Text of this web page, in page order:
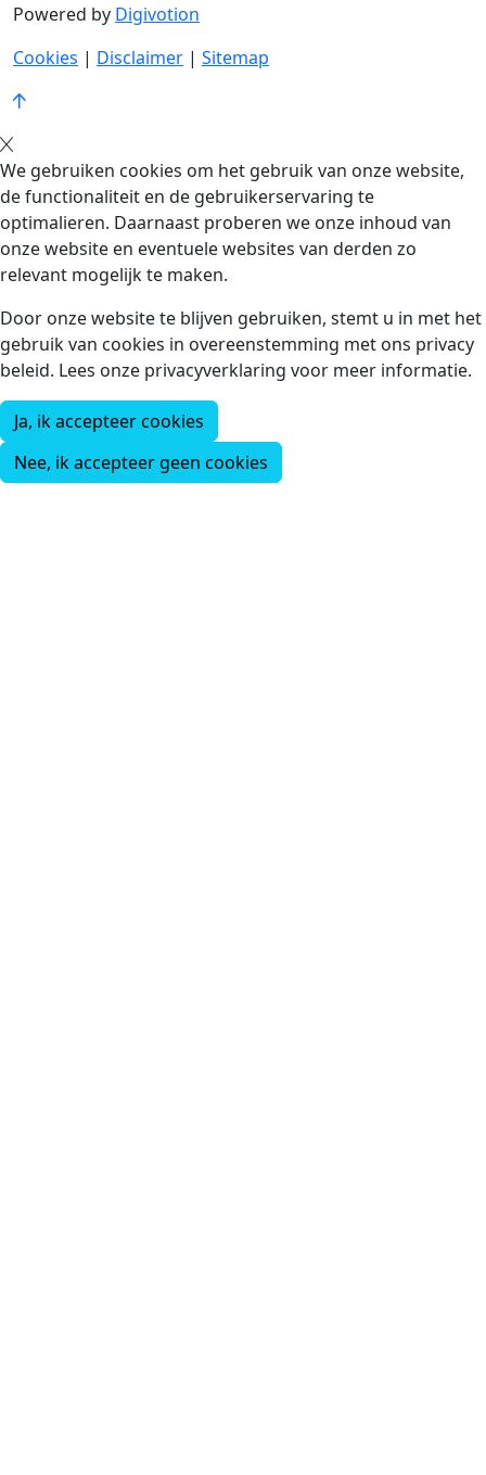
Powered by Digivotion
Cookies | Disclaimer | Sitemap
We gebruiken cookies om het gebruik van onze website,
de functionaliteit en de gebruikerservaring te
optimalieren. Daarnaast proberen we onze inhoud van
onze website en eventuele websites van derden zo
relevant mogelijk te maken.
Door onze website te blijven gebruiken, stemt u in met het
gebruik van cookies in overeenstemming met ons privacy
beleid. Lees onze privacyverklaring voor meer informatie.
Ja, ik accepteer cookies
Nee, ik accepteer geen cookies